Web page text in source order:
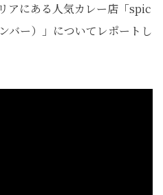
アにある人気カレー店「spic
バー）」についてレポートし